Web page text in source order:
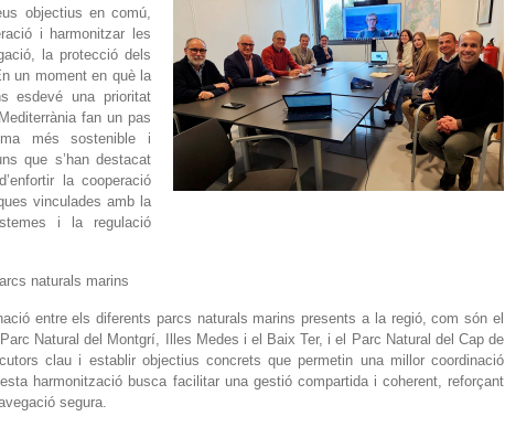
objectius en comú,
i harmonitzar les
la protecció dels
un moment en què la
esdevé una prioritat
fan un pas
més sostenible i
que s’han destacat
la cooperació
vinculades amb la
i la regulació
naturals marins
entre els diferents parcs naturals marins presents a la regió, com són el
Natural del Montgrí, Illes Medes i el Baix Ter, i el Parc Natural del Cap de
clau i establir objectius concrets que permetin una millor coordinació
harmonització busca facilitar una gestió compartida i coherent, reforçant
segura.